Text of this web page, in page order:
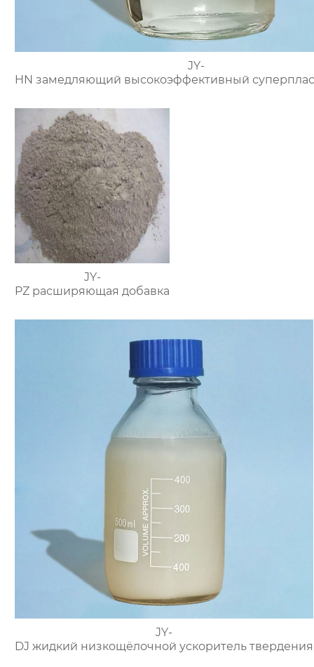
JY-
HN замедляющий высокоэффективный
JY-
PZ расширяющая добавка
JY-
DJ жидкий низкощёлочной ускоритель твердения